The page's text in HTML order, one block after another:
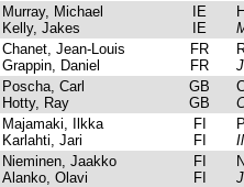
Murray, Michael
Kelly, Jakes
IE
IE
Chanet, Jean-Louis
Grappin, Daniel
FR
FR
Poscha, Carl
Hotty, Ray
GB
GB
Majamaki, Ilkka
Karlahti, Jari
FI
FI
Nieminen, Jaakko
Alanko, Olavi
FI
FI